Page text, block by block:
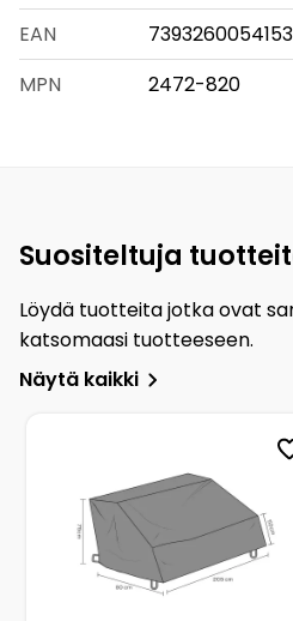
EAN
7393260054153
MPN
2472-820
Suositeltuja
Löydä tuotteita jotka ovat
katsomaasi tuotteeseen.
Näytä kaikki